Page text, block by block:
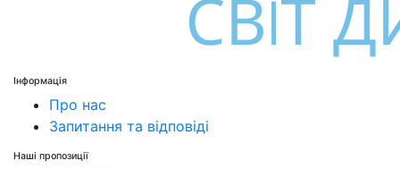
Інформація
Про нас
Запитання та відповіді
Наші пропозиції